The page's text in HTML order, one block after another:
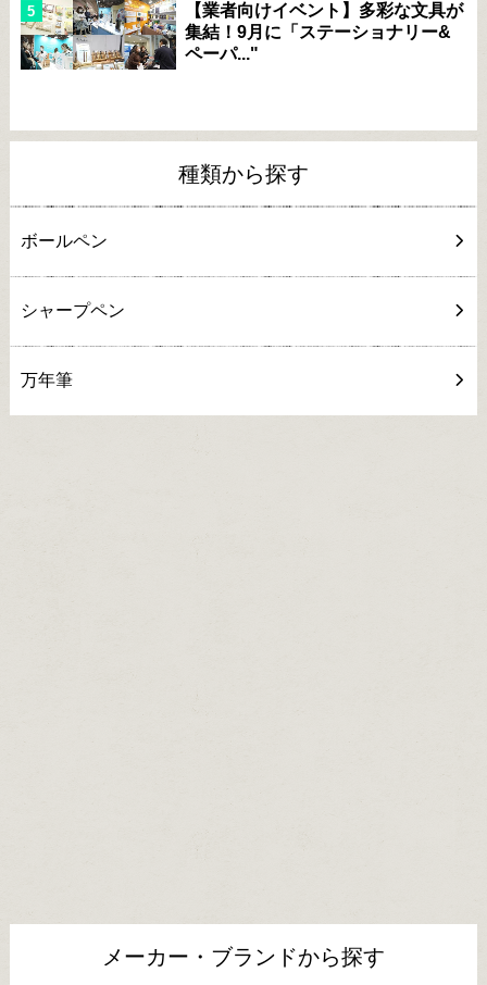
【業者向けイベント】多彩な文具が
集結！9月に「ステーショナリー&
ペーパ..."
種類から探す
ボールペン
シャープペン
万年筆
メーカー・ブランドから探す